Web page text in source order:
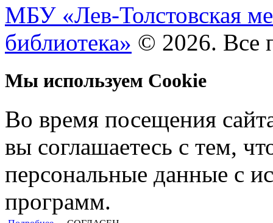
МБУ «Лев-Толстовская
библиотека» © 2026. Все
Мы используем Cookie
Во время посещения
вы соглашаетесь с тем,
персональные данные с
программ.